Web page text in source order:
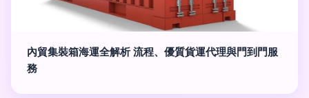
內貿集裝箱海運全解析 流程、優質貨運代理與門到門服
務